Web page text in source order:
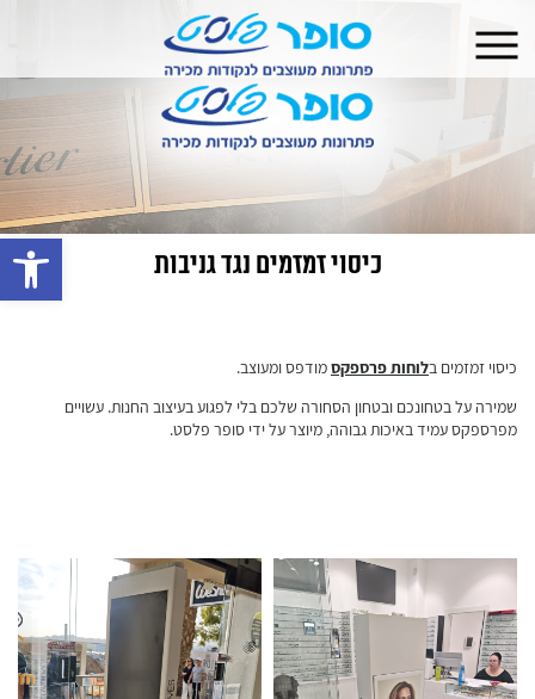
כיסוי זמזמים נגד גניבות
כיסוי זמזמים בלוחות פרספקסמודפס ומעוצב.
שמירה על בטחונכם ובטחון הסחורה שלכם בלי לפגוע בעיצוב החנות. עשויים
מפרספקס עמיד באיכות גבוהה, מיוצר על ידי סופר פלסט.